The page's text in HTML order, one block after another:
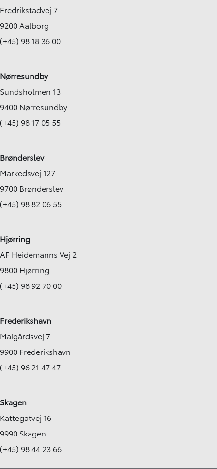
Fredrikstadvej 7
9200 Aalborg
(+45) 98 18 36 00
Nørresundby
Sundsholmen 13
9400 Nørresundby
(+45) 98 17 05 55
Brønderslev
Markedsvej 127
9700 Brønderslev
(+45) 98 82 06 55
Hjørring
AF Heidemanns Vej 2
9800 Hjørring
(+45) 98 92 70 00
Frederikshavn
Maigårdsvej 7
9900 Frederikshavn
(+45) 96 21 47 47
Skagen
Kattegatvej 16
9990 Skagen
(+45) 98 44 23 66